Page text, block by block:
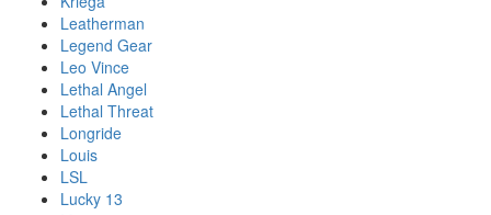
Leatherman
Legend Gear
Leo Vince
Lethal Angel
Lethal Threat
Longride
Louis
LSL
Lucky 13